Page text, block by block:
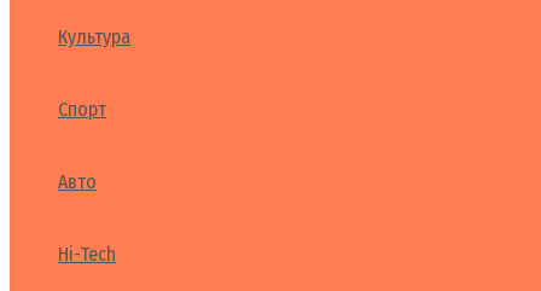
Культура
Спорт
Авто
Hi-Tech